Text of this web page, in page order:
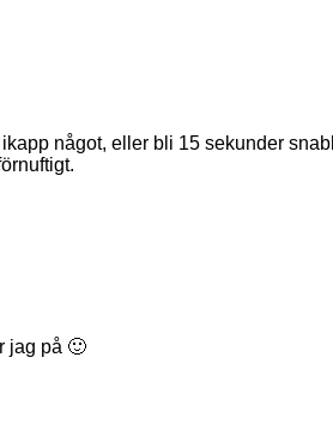
något, eller bli 15 sekunder
jag på 🙂